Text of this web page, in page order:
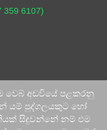
359 6107)
වෙබ් අඩවියේ පළකරනු
යම් පුද්ගලයකුට හෝ
සිදුවන්නේ නම් එම